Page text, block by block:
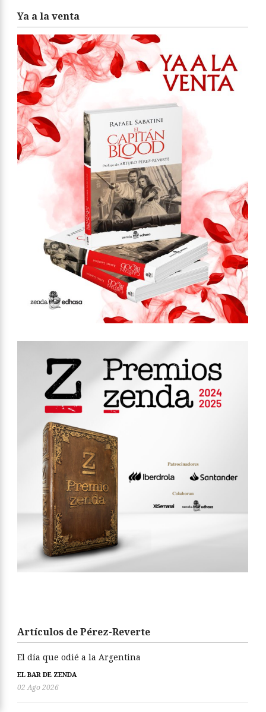
Ya a la venta
Artículos de Pérez-Reverte
El día que odié a la Argentina
EL BAR DE ZENDA
02 Ago 2026